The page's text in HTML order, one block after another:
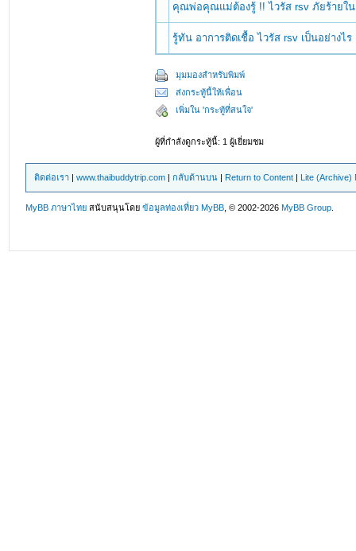
คุณพ่อคุณแม่ต้องรู้ !! ไวรัส rsv ภัยร้ายใน
รู้ทัน อาการติดเชื้อ ไวรัส rsv เป็นอย่างไร
มุมมองสำหรับพิมพ์
ส่งกระทู้นี้ให้เพื่อน
เพิ่มใน 'กระทู้ที่สนใจ'
ผู้ที่กำลังดูกระทู้นี้: 1 ผู้เยี่ยมชม
ติดต่อเรา |www.thaibuddytrip.com |กลับด้านบน | Return to Content | Lite (Archive)
MyBB ภาษาไทย สนับสนุนโดยข้อมูลท่องเที่ยว MyBB , © 2002-2026MyBB Group